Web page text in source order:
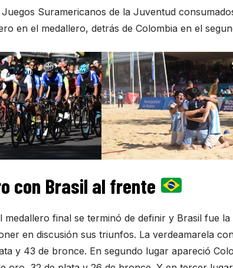
Suramericanos de la Juventud
en el medallero, detrás de Colombia en el
con Brasil al frente
medallero final se terminó de definir y Brasil fue
en discusión sus triunfos. La verdeamarela
y 43 de bronce. En segundo lugar apareció